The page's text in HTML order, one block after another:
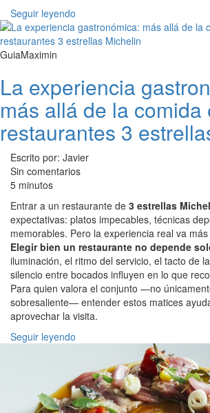
Seguir leyendo
GuiaMaximin
La experiencia
más allá de la comida
restaurantes 3
Escrito por: Javier
Sin comentarios
5 minutos
Entrar a un restaurante de 3 estrellas
expectativas: platos impecables, técnicas
memorables. Pero la experiencia real va
Elegir bien un restaurante no depende
iluminación, el ritmo del servicio, el tacto de
silencio entre bocados influyen en lo que
Para quien valora el conjunto —no
sobresaliente— entender estos matices
aprovechar la visita.
Seguir leyendo